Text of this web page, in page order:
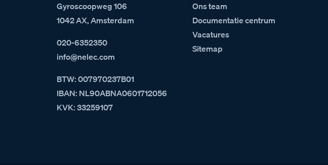
Gyroscoopweg 106
1042 AX, Amsterdam
020-6352350
info@nelec.com
BTW: 007970237B01
IBAN: NL90ABNA0601712056
KVK: 33259107
Ons team
Documentatie centrum
Vacatures
Sitemap